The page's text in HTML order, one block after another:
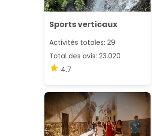
Sports verticaux
Activités totales: 29
Total des avis: 23.020
4.7